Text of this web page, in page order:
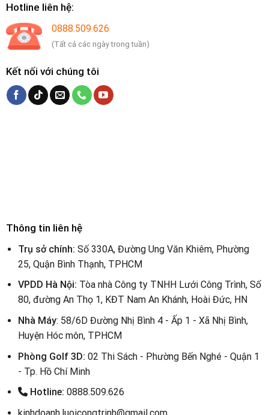
Hotline liên hệ:
0888.509.626
(Tất cả các ngày trong tuần)
Kết nối với chúng tôi
Thông tin liên hệ
Trụ sở chính: Số 330A, Đường Ung Văn Khiêm, Phường
25, Quận Bình Thạnh, TPHCM
VPDD Hà Nội: Tòa nhà Công ty TNHH Lưới Công Trình, Số
80, đường An Thọ 1, KĐT Nam An Khánh, Hoài Đức, HN
Nhà Máy: 58/6D Đường Nhị Bình 4 - Ấp 1 - Xã Nhị Bình,
Huyện Hóc môn, TPHCM
Phòng Golf 3D:02 Thi Sách - Phường Bến Nghé - Quận 1
- Tp. Hồ Chí Minh
Hotline: 0888.509.626
kinhdoanh.luoicongtrinh@gmail.com